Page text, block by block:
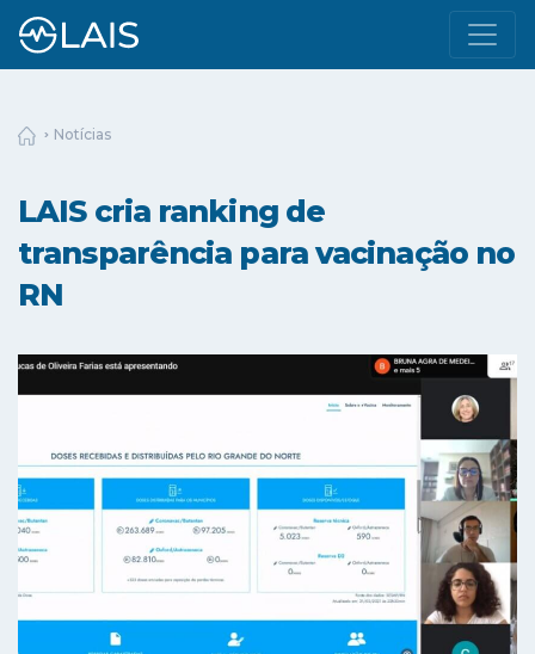
Notícias
LAIS cria ranking de
transparência para vacinação no
RN